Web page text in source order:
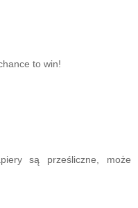
to win!
są prześliczne, może